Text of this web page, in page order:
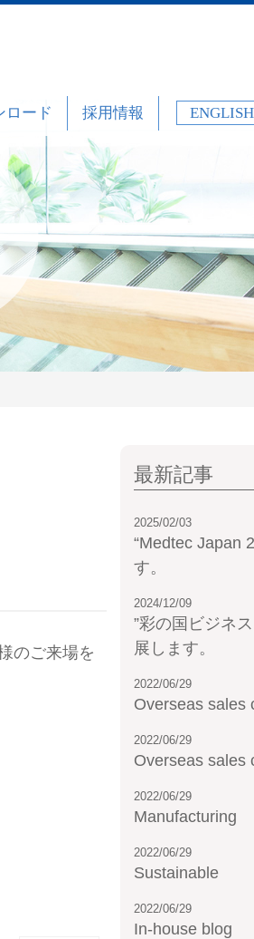
ロード 採用情報 ENGLISH
のご来場を
最新記事
2025/02/03
“Medtec Japan
す。
2024/12/09
”彩の国ビジネ
展します。
2022/06/29
Overseas sales
2022/06/29
Overseas sales
2022/06/29
Manufacturing
2022/06/29
Sustainable
2022/06/29
In-house blog